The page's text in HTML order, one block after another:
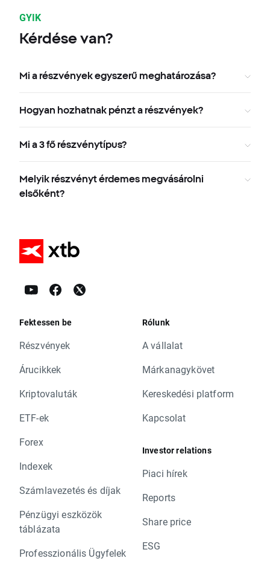
GYIK
Kérdése van?
Mi a részvények egyszerű meghatározása?
Hogyan hozhatnak pénzt a részvények?
Mi a 3 fő részvénytípus?
Melyik részvényt érdemes megvásárolni
elsőként?
Fektessen be
Részvények
Árucikkek
Kriptovaluták
ETF-ek
Forex
Indexek
Számlavezetés és díjak
Pénzügyi eszközök
táblázata
Professzionális Ügyfelek
Rólunk
A vállalat
Márkanagykövet
Kereskedési platform
Kapcsolat
Investor relations
Piaci hírek
Reports
Share price
ESG